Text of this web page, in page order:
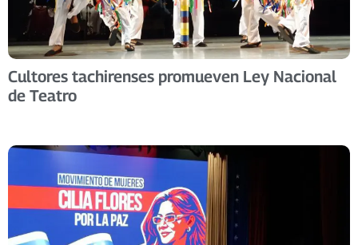
Cultores tachirenses promueven Ley Nacional
de Teatro